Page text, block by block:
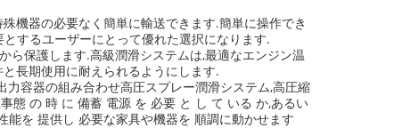
機器の必要なく簡単に輸送できます.簡単に操作でき
するユーザーにとって優れた選択になります.
ら保護します.高級潤滑システムは,最適なエンジン温
長期使用に耐えられるようにします.
容器の組み合わせ高圧スプレー潤滑システム,高圧縮
態 の 時 に 備蓄 電源 を 必要 と し て いる か,あるい
を 提供し 必要な家具や機器を 順調に動かせます